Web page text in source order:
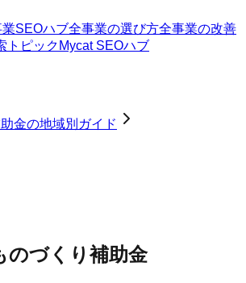
SEOハブ全事業の選び方全事業の改善
トピック Mycat SEOハブ
金の地域別ガイド
のづくり補助金